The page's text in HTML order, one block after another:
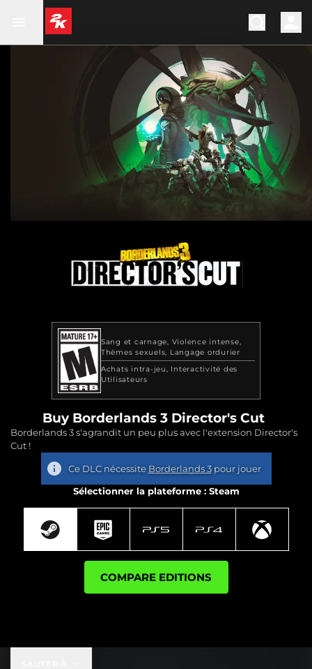
Sang et carnage Violence intense
Thèmes sexuels Langage ordurier
Achats intra-jeu
Interactivité des
Utilisateurs
Buy Borderlands 3 Director's Cut
Borderlands 3 s'agrandit un peu plus avec l'extension Director's
Cut !
Ce DLC nécessite Borderlands 3pour jouer
Sélectionner la plateforme : Steam
COMPARE EDITIONS